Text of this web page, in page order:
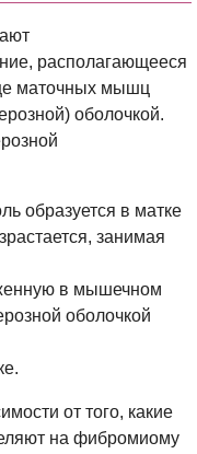
располагающееся
маточных мышц
оболочкой.
образуется в матке
занимая
в мышечном
оболочкой
от того, какие
на фибромиому